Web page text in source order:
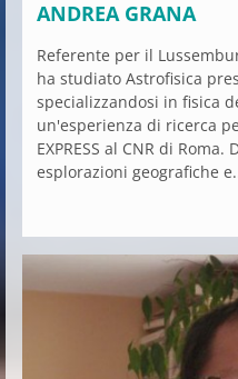
ANDREA GRANA
Referente per il
ha studiato Astrofisica
specializzandosi in fisica
un'esperienza di ricerca
EXPRESS al CNR di
esplorazioni geografiche